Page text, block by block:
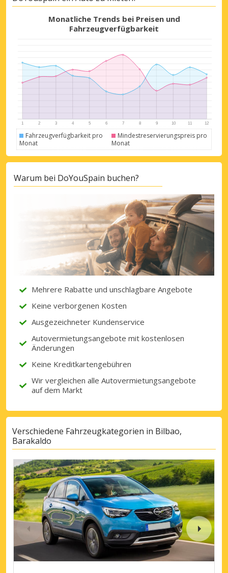
Top-Ersparnisses
Erhalten Sie Zugang zu exklusiven
Partnerangeboten
Mit eLink anmelden
Monatliche Trends bei Preisen und
Fahrzeugverfügbarkeit
Fahrzeugverfügbarkeit pro
Monat
Mindestreservierungspreis pro
Monat
Warum bei DoYouSpain buchen?
Mehrere Rabatte und unschlagbare Angebote
Keine verborgenen Kosten
Ausgezeichneter Kundenservice
Autovermietungsangebote mit kostenlosen
Änderungen
Keine Kreditkartengebühren
Wir vergleichen alle Autovermietungsangebote
auf dem Markt
Verschiedene Fahrzeugkategorien in Bilbao,
Barakaldo